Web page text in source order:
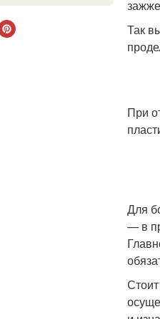
Так
При
Для
— в